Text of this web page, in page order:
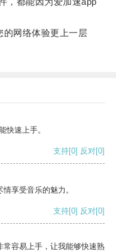
网络体验更上一层
快速上手。
支持[0] 反对[0]
享受音乐的魅力。
支持[0] 反对[0]
常容易上手，让我能够快速熟